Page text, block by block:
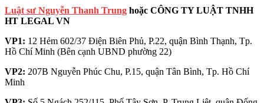
Luật sư Nguyễn Thanh Trung hoặc CÔNG TY LUẬT TNHH
HT LEGAL VN
VP1: 12 Hẻm 602/37 Điện Biên Phủ, P.22, quận Bình Thạnh, Tp.
Hồ Chí Minh (Bên cạnh UBND phường 22)
VP2: 207B Nguyễn Phúc Chu, P.15, quận Tân Bình, Tp. Hồ Chí
Minh